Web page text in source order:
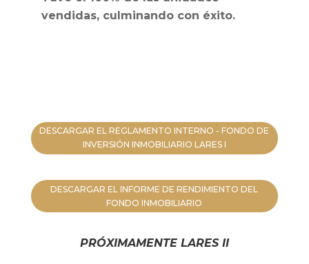
vendidas, culminando con éxito.
DESCARGAR EL REGLAMENTO INTERNO - FONDO DE
INVERSIÓN INMOBILIARIO LARES I
DESCARGAR EL INFORME DE RENDIMIENTO DEL
FONDO INMOBILIARIO
PRÓXIMAMENTE LARES II